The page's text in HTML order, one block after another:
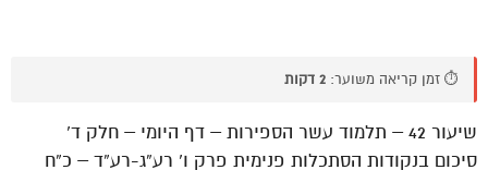
⏱️ זמן קריאה משוער: 2 דקות
שיעור 42 – תלמוד עשר הספירות – דף היומי – חלק ד’
סיכום בנקודות הסתכלות פנימית פרק ו’ רע”ג-רע”ד – כ”ח